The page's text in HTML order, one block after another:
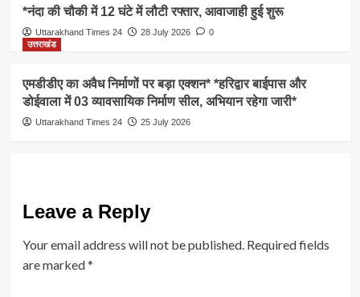
*नंदा की चौकी में 12 घंटे में लौटी रफ्तार, आवाजाही हुई शुरू
Uttarakhand Times 24 28 July 2026
0
उत्तराखंड
एमडीडीए का अवैध निर्माणों पर बड़ा एक्शन* *हरिद्वार बाईपास और
डोईवाला में 03 व्यावसायिक निर्माण सील, अभियान रहेगा जारी*
Uttarakhand Times 24 25 July 2026
Leave a Reply
Your email address will not be published. Required fields
are marked*